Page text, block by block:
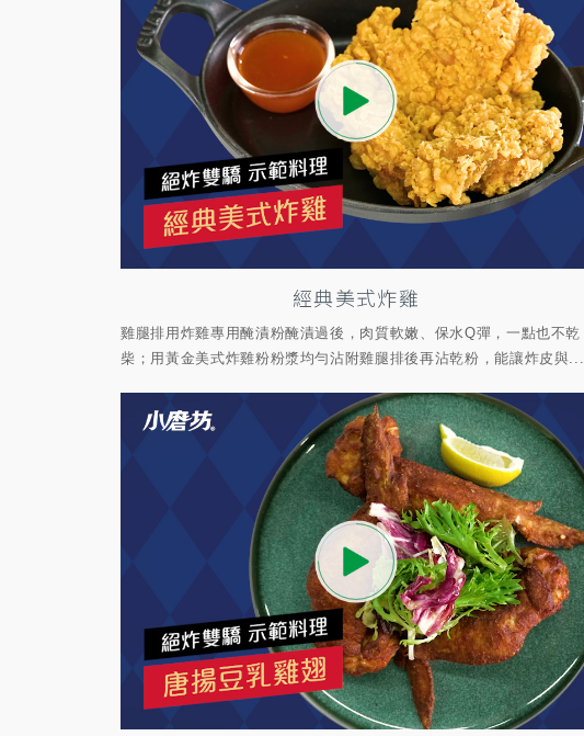
經典美式炸雞
雞腿排用炸雞專用醃漬粉醃漬過後，肉質軟嫩、保水Q彈，一點也不乾
柴；用黃金美式炸雞粉粉漿均勻沾附雞腿排後再沾乾粉，能讓炸皮與...